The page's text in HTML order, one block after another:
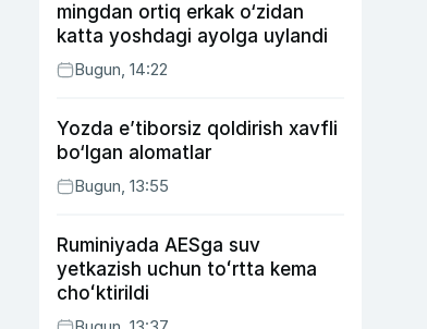
mingdan ortiq erkak o‘zidan
katta yoshdagi ayolga uylandi
Bugun, 14:22
Yozda e’tiborsiz qoldirish xavfli
bo‘lgan alomatlar
Bugun, 13:55
Ruminiyada AESga suv
yetkazish uchun toʻrtta kema
choʻktirildi